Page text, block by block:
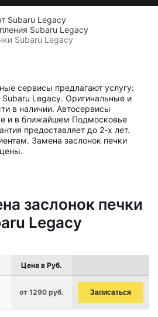
Subaru Legacy
Subaru Legacy
Subaru Legacy
сервисы предлагают услугу:
Legacy. Оригинальные и
в наличии. Автосервисы
и в ближайшем Подмосковье
предоставляет до 2-х лет.
Замена заслонок печки
заслонок печки
Legacy
Цена в Руб.
от 1290 руб. Записаться